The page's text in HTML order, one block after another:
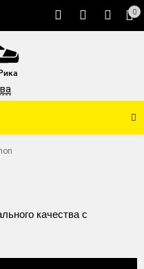
0
качества с